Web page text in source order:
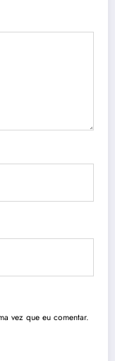
vez que eu comentar.